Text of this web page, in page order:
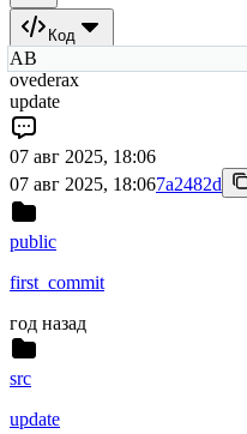
Код
AB
ovederax
update
07 авг 2025, 18:06
07 авг 2025, 18:067a2482d
public
first_commit
год назад
src
update